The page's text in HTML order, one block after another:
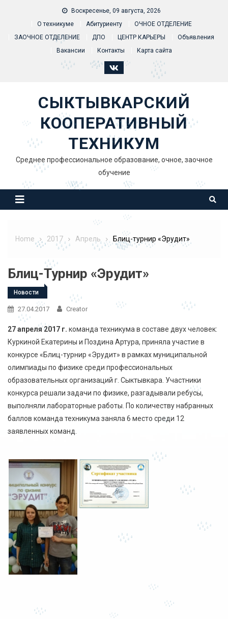
Воскресенье, 09 августа, 2026
О техникуме
Абитуриенту
ОЧНОЕ ОТДЕЛЕНИЕ
ЗАОЧНОЕ ОТДЕЛЕНИЕ
ДПО ЦЕНТР КАРЬЕРЫ
Объявления
Вакансии
Контакты Карта сайта
СЫКТЫВКАРСКИЙ
КООПЕРАТИВНЫЙ
ТЕХНИКУМ
Среднее профессиональное образование, очное, заочное
обучение
Home 2017 Апрель Блиц-турнир «Эрудит»
Блиц-Турнир «Эрудит»
Новости
27.04.2017 Creator
27 апреля 2017 г. команда техникума в составе двух человек:
Куркиной Екатерины и Поздина Артура, приняла участие в
конкурсе «Блиц-турнир «Эрудит» в рамках муниципальной
олимпиады по физике среди профессиональных
образовательных организаций г. Сыктывкара. Участники
конкурса решали задачи по физике, разгадывали ребусы,
выполняли лабораторные работы. По количеству набранных
баллов команда техникума заняла 6 место среди 12
заявленных команд.